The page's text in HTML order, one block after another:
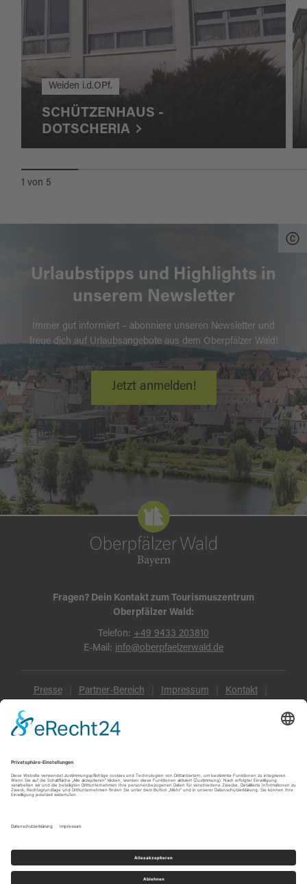
Weiden i.d.OPf.
SCHÜTZENHAUS -
DOTSCHERIA
1 von 5
Urlaubstipps und Highlights in
unserem Newsletter
Immer gut informiert – abonniere unseren Newsletter und
freue dich auf Urlaubsangebote aus dem Oberpfälzer Wald!
Jetzt anmelden!
Fragen? Dein Kontakt zum Tourismuszentrum
Oberpfälzer Wald:
Telefon: +49 9433 203810
E-Mail: info@oberpfaelzerwald.de
Presse Partner-Bereich Impressum Kontakt
Datenschutz